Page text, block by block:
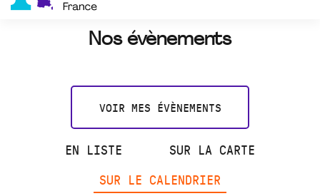
Nos évènements
VOIR MES ÉVÈNEMENTS
EN LISTE
SUR LA CARTE
SUR LE CALENDRIER